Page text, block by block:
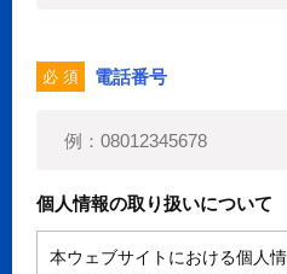
必 須 電話番号
個人情報の取り扱いについて
本ウェブサイトにおける個人